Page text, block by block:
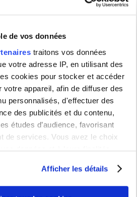
de vos données
traitons vos données
votre adresse IP, en utilisant des
cookies pour stocker et accéder
appareil, afin de diffuser des
personnalisés, d'effectuer des
des publicités et du contenu,
études d’audience, favorisant
de services. Vous avez le choix
données et à leurs finalités.
la Déclaration relative aux cookies
de confidentialité.
Afficher les détails
culture
Langue et
galicienne
III
lundi 17h
I S2
II S2
IS2
II S2
III S2
I S2